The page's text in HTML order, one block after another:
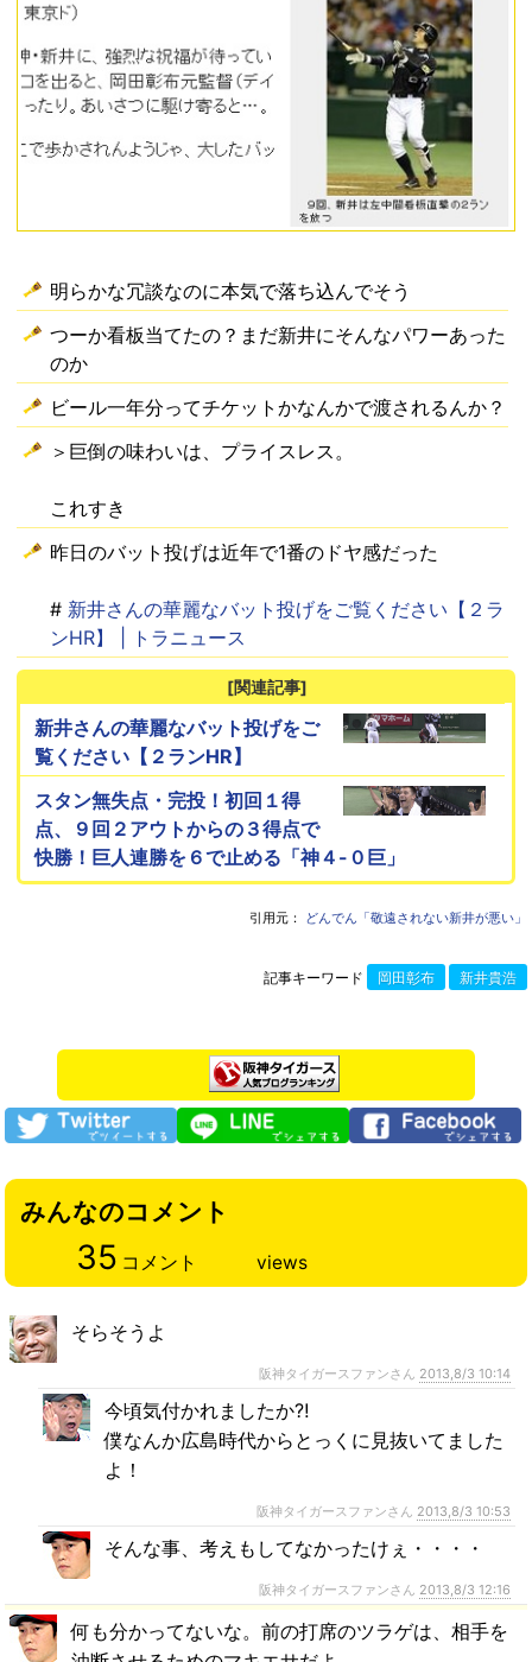
明らかな冗談なのに本気で落ち込んでそう
つーか看板当てたの？まだ新井にそんなパワーあった
のか
ビール一年分ってチケットかなんかで渡されるんか？
＞巨倒の味わいは、プライスレス。
これすき
昨日のバット投げは近年で1番のドヤ感だった
# 新井さんの華麗なバット投げをご覧ください【２ラ
ンHR】 | トラニュース
[関連記事]
新井さんの華麗なバット投げをご
覧ください【２ランHR】
スタン無失点・完投！初回１得
点、９回２アウトからの３得点で
快勝！巨人連勝を６で止める「神４-０巨」
引用元： どんでん「敬遠されない新井が悪い」
記事キーワード 岡田彰布 新井貴浩
みんなのコメント
35 コメント views
そらそうよ
阪神タイガースファンさん 2013,8/3 10:14
今頃気付かれましたか⁈
僕なんか広島時代からとっくに見抜いてました
よ！
阪神タイガースファンさん 2013,8/3 10:53
そんな事、考えもしてなかったけぇ・・・・
阪神タイガースファンさん 2013,8/3 12:16
何も分かってないな。前の打席のツラゲは、相手を